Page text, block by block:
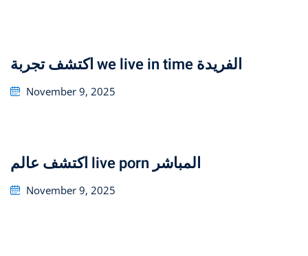
اكتشف تجربة we live in time الفريدة
Posted
November 9, 2025
اكتشف عالم live porn المباشر
Posted
November 9, 2025